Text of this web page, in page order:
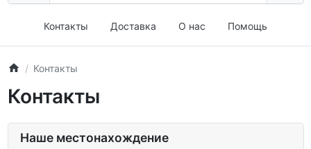
Контакты Доставка О нас Помощь
Контакты
Контакты
Наше местонахождение